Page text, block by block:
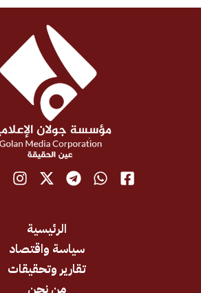
سياسة واقتصاد
تقارير وتحقيقات